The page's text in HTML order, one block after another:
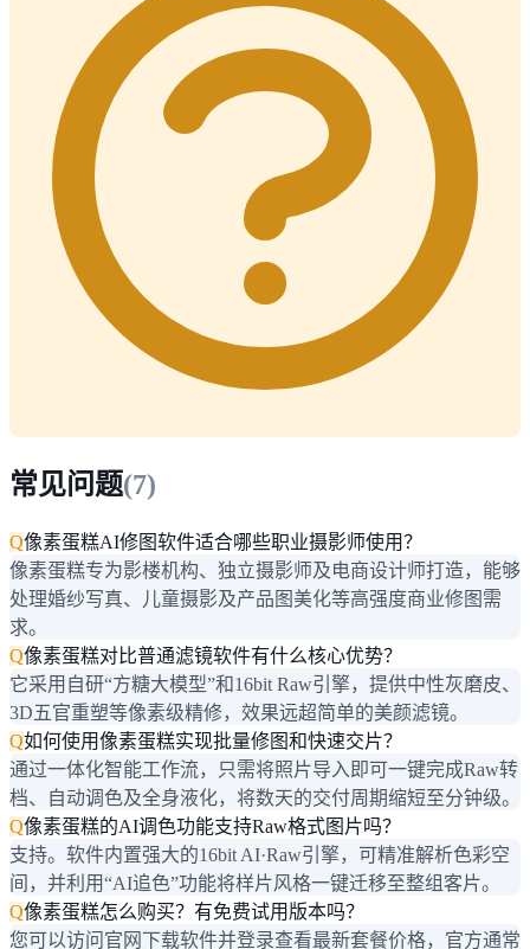
常见问题(7)
Q像素蛋糕AI修图软件适合哪些职业摄影师使用？
像素蛋糕专为影楼机构、独立摄影师及电商设计师打造，能够
处理婚纱写真、儿童摄影及产品图美化等高强度商业修图需
求。
Q像素蛋糕对比普通滤镜软件有什么核心优势？
它采用自研“方糖大模型”和16bit Raw引擎，提供中性灰磨皮、
3D五官重塑等像素级精修，效果远超简单的美颜滤镜。
Q如何使用像素蛋糕实现批量修图和快速交片？
通过一体化智能工作流，只需将照片导入即可一键完成Raw转
档、自动调色及全身液化，将数天的交付周期缩短至分钟级。
Q像素蛋糕的AI调色功能支持Raw格式图片吗？
支持。软件内置强大的16bit AI·Raw引擎，可精准解析色彩空
间，并利用“AI追色”功能将样片风格一键迁移至整组客片。
Q像素蛋糕怎么购买？有免费试用版本吗？
您可以访问官网下载软件并登录查看最新套餐价格，官方通常